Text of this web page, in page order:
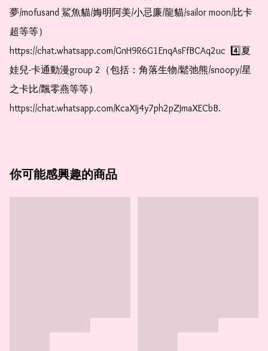
夢/mofusand 鯊魚貓/娒明阿美/小忌廉/龍貓/sailor moon/比卡
超等等）
https://chat.whatsapp.com/GnH9R6G1EnqAsFfBCAq2uc  4️⃣夏
娃兒-卡通動漫group 2（包括：角落生物/鬆弛熊/snoopy/星
之卡比/飄零燕等等）
https://chat.whatsapp.com/KcaXIj4y7ph2pZJmaXECbB.
你可能感興趣的商品